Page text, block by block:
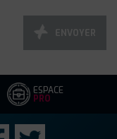
ENVOYER
ESPACE
PRO